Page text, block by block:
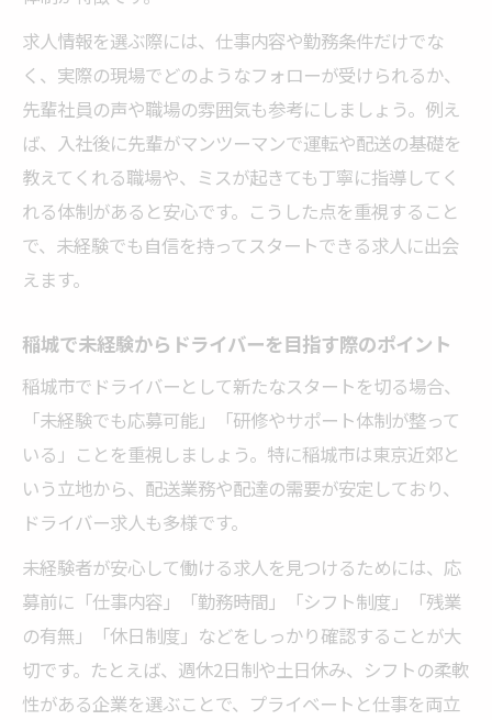
求人情報を選ぶ際には、仕事内容や勤務条件だけでな
く、実際の現場でどのようなフォローが受けられるか、
先輩社員の声や職場の雰囲気も参考にしましょう。例え
ば、入社後に先輩がマンツーマンで運転や配送の基礎を
教えてくれる職場や、ミスが起きても丁寧に指導してく
れる体制があると安心です。こうした点を重視すること
で、未経験でも自信を持ってスタートできる求人に出会
えます。
稲城で未経験からドライバーを目指す際のポイント
稲城市でドライバーとして新たなスタートを切る場合、
「未経験でも応募可能」「研修やサポート体制が整って
いる」ことを重視しましょう。特に稲城市は東京近郊と
いう立地から、配送業務や配達の需要が安定しており、
ドライバー求人も多様です。
未経験者が安心して働ける求人を見つけるためには、応
募前に「仕事内容」「勤務時間」「シフト制度」「残業
の有無」「休日制度」などをしっかり確認することが大
切です。たとえば、週休2日制や土日休み、シフトの柔軟
性がある企業を選ぶことで、プライベートと仕事を両立